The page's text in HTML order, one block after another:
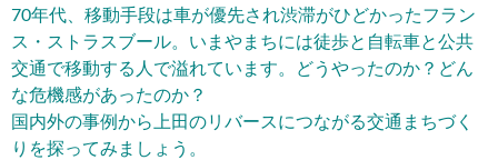
70年代、移動手段は車が優先され渋滞がひどかったフラン
ス・ストラスブール。いまやまちには徒歩と自転車と公共
交通で移動する人で溢れています。どうやったのか？どん
な危機感があったのか？
国内外の事例から上田のリバースにつながる交通まちづく
りを探ってみましょう。